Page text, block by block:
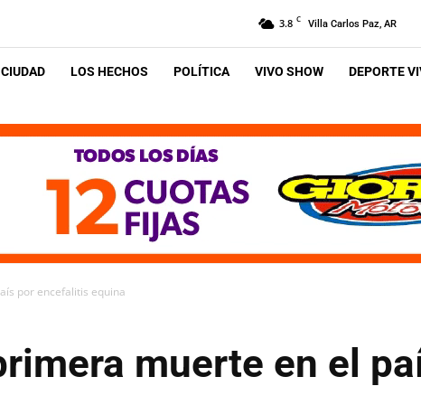
3.8 C Villa Carlos Paz, AR
LOS HECHOS POLÍTICA VIVO SHOW DEPORTE
por encefalitis equina
muerte en el